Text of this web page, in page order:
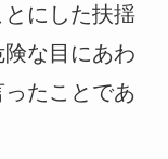
にした扶揺
な目にあわ
たことであ